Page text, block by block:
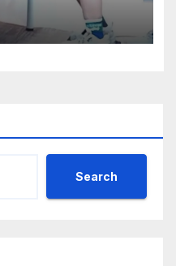
първи път
Search